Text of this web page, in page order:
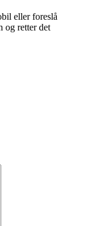
eller foreslå
og retter det